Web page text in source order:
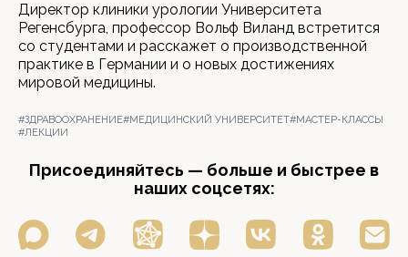
Директор клиники урологии Университета
Регенсбурга, профессор Вольф Виланд встретится
со студентами и расскажет о производственной
практике в Германии и о новых достижениях
мировой медицины.
#ЗДРАВООХРАНЕНИЕ#МЕДИЦИНСКИЙ УНИВЕРСИТЕТ#МАСТЕР-КЛАССЫ
#ЛЕКЦИИ
Присоединяйтесь — больше и быстрее в
наших соцсетях: